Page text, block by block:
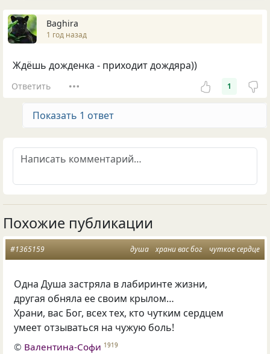
Baghira
1 год назад
Ждёшь дожденка - приходит дождяра))
Ответить 1
Показать 1 ответ
Похожие публикации
душа храни вас бог чуткое сердце
#1365159
Одна Душа застряла в лабиринте жизни,
другая обняла ее своим крылом…
Храни, вас Бог, всех тех, кто чутким сердцем
умеет отзываться на чужую боль!
© Валентина-Софи 1919